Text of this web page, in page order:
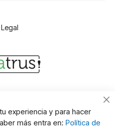
experiencia y para hacer
más entra en: Política de